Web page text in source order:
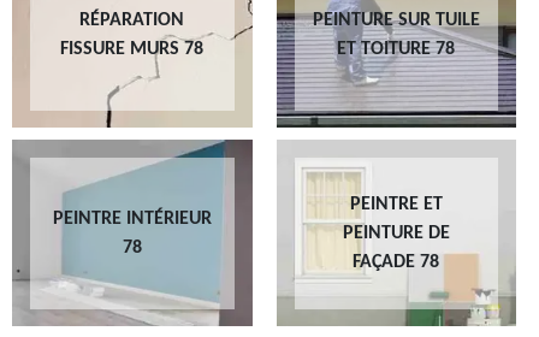
RÉPARATION
FISSURE MURS 78
PEINTURE SUR TUILE
ET TOITURE 78
PEINTRE INTÉRIEUR
78
PEINTRE ET
PEINTURE DE
FAÇADE 78